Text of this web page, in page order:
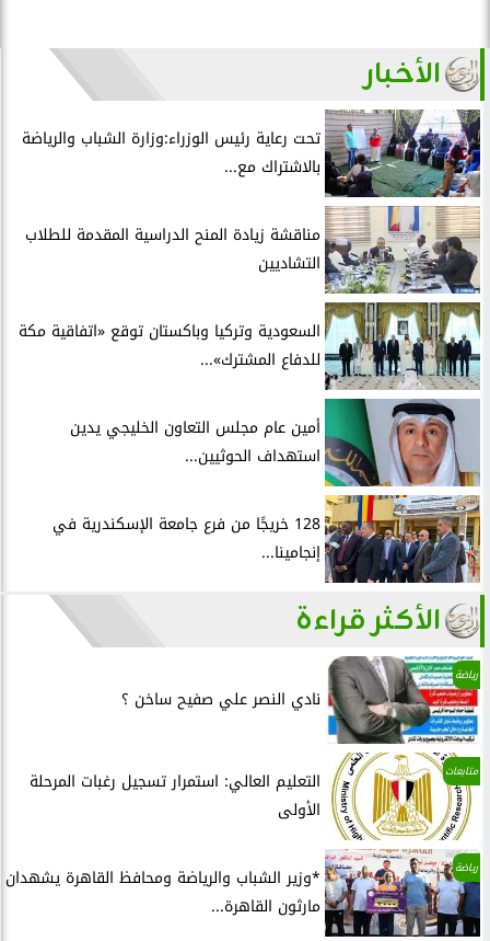
الأخبار
تحت رعاية رئيس الوزراء:وزارة الشباب والرياضة
بالاشتراك مع...
مناقشة زيادة المنح الدراسية المقدمة للطلاب
التشاديين
السعودية وتركيا وباكستان توقع «اتفاقية مكة
للدفاع المشترك»...
أمين عام مجلس التعاون الخليجي يدين
استهداف الحوثيين...
128 خريجًا من فرع جامعة الإسكندرية في
إنجامينا...
الأكثر قراءة
رياضة
نادي النصر علي صفيح ساخن ؟
متابعات
التعليم العالي: استمرار تسجيل رغبات المرحلة
الأولى
رياضة
*وزير الشباب والرياضة ومحافظ القاهرة يشهدان
مارثون القاهرة...